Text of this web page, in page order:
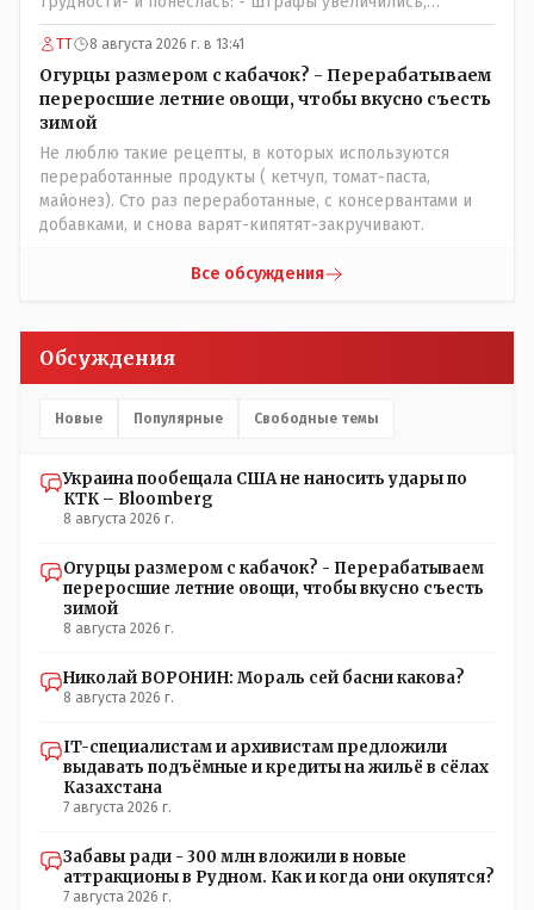
налоговая реформа, НДС подняли, порог подняли и всё
ради пополнения гос.казны - действительно КТК -
жизненно важная труба.
ТТ 8 августа 2026 г. в 13:41
Огурцы размером с кабачок? - Перерабатываем
переросшие летние овощи, чтобы вкусно съесть
зимой
Не люблю такие рецепты, в которых используются
переработанные продукты ( кетчуп, томат-паста,
майонез). Сто раз переработанные, с консервантами и
добавками, и снова варят-кипятят-закручивают.
Все обсуждения
Обсуждения
Новые Популярные Свободные темы
Украина пообещала США не наносить удары по
КТК – Bloomberg
8 августа 2026 г.
Огурцы размером с кабачок? - Перерабатываем
переросшие летние овощи, чтобы вкусно съесть
зимой
8 августа 2026 г.
Николай ВОРОНИН: Мораль сей басни какова?
8 августа 2026 г.
IT-специалистам и архивистам предложили
выдавать подъёмные и кредиты на жильё в сёлах
Казахстана
7 августа 2026 г.
Забавы ради - 300 млн вложили в новые
аттракционы в Рудном. Как и когда они окупятся?
7 августа 2026 г.